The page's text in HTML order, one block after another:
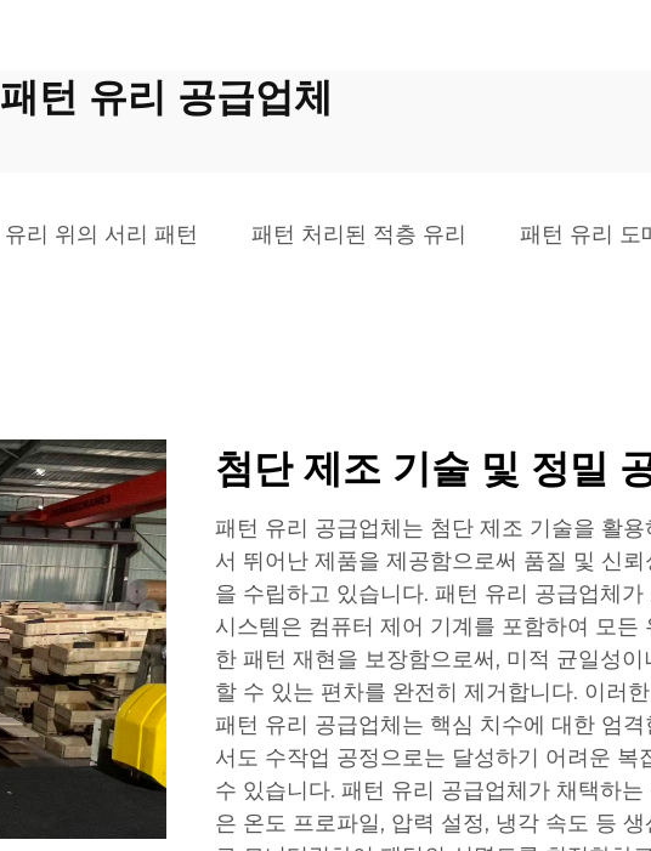
패턴 유리 공급업체
유리 위의 서리 패턴 패턴 처리된 적층 유리 패턴 유리 도
첨단 제조 기술 및 정밀
패턴 유리 공급업체는 첨단 제조 기술을 활
서 뛰어난 제품을 제공함으로써 품질 및 신
을 수립하고 있습니다. 패턴 유리 공급업체
시스템은 컴퓨터 제어 기계를 포함하여 모든
한 패턴 재현을 보장함으로써, 미적 균일성
할 수 있는 편차를 완전히 제거합니다. 이러
패턴 유리 공급업체는 핵심 치수에 대한 엄
서도 수작업 공정으로는 달성하기 어려운 복
수 있습니다. 패턴 유리 공급업체가 채택하
은 온도 프로파일, 압력 설정, 냉각 속도 등